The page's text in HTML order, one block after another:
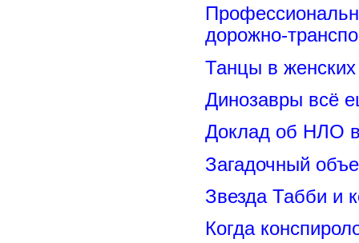
дорожно-
Танцы в женских
Динозавры всё
Доклад об НЛО
Загадочный
Звезда Табби и
Когда